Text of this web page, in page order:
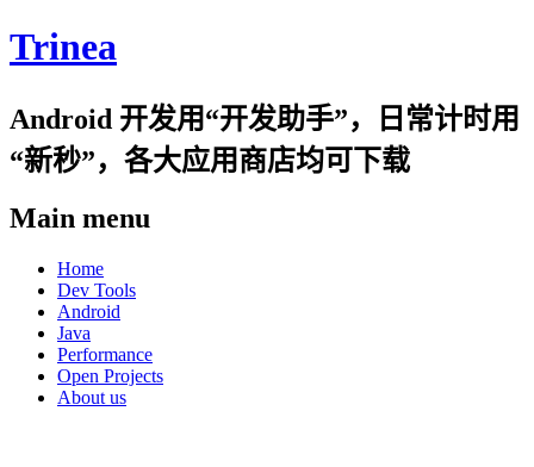
Trinea
Android 开发用“开发助手”，日常计时用
“新秒”，各大应用商店均可下载
Main menu
Skip
content
Home
Dev Tools
Android
Java
Performance
Open Projects
About us